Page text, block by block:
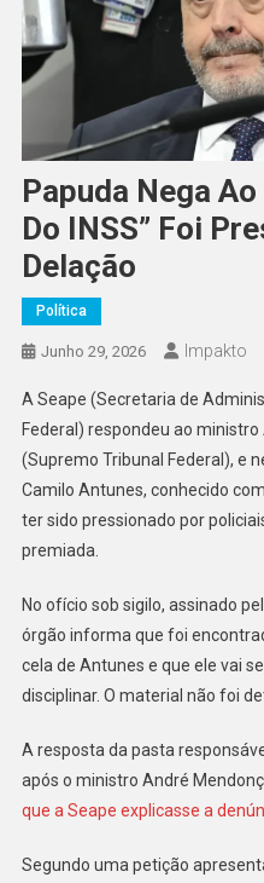
Papuda Nega Ao
Do INSS” Foi
Delação
Política
Junho 29, 2026 Impakto
A Seape (Secretaria de
Federal) respondeu ao
(Supremo Tribunal Federal), e
Camilo Antunes, conhecido
ter sido pressionado por
premiada.
No ofício sob sigilo, assinado
órgão informa que foi
cela de Antunes e que ele vai
disciplinar. O material não foi
A resposta da pasta
após o ministro André
que a Seape explicasse a
Segundo uma petição